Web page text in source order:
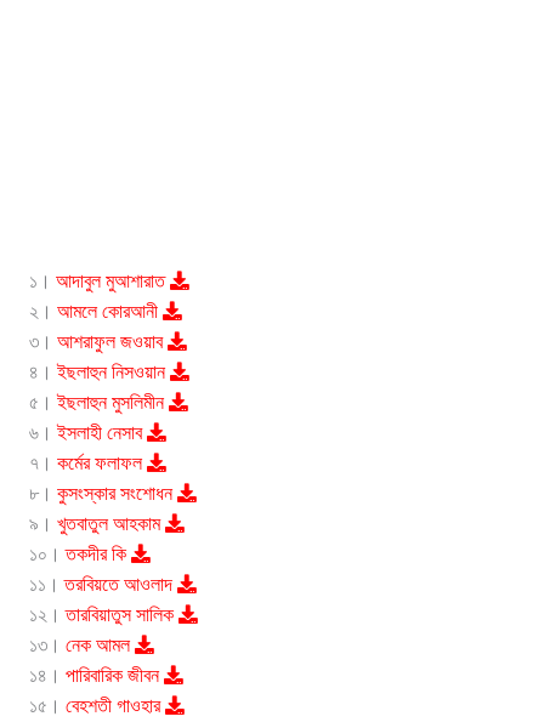
১। আদাবুল মুআশারাত
২। আমলে কোরআনী
৩। আশরাফুল জওয়াব
৪।ইছলাহুন নিসওয়ান
৫।ইছলাহুন মুসলিমীন
৬।ইসলাহী নেসাব
৭। কর্মের ফলাফল
৮। কুসংস্কার সংশোধন
৯। খুতবাতুল আহকাম
১০।তকদীর কি
১১।তরবিয়তে আওলাদ
১২।তারবিয়াতুস সালিক
১৩। নেক আমল
১৪। পারিবারিক জীবন
১৫। বেহশতী গাওহার